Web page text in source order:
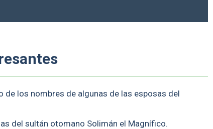
de los nombres de algunas de las esposas del
del sultán otomano Solimán el Magnífico.